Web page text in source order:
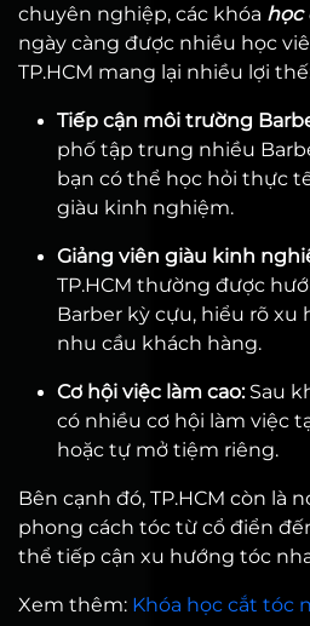
chuyên nghiệp, các khóa học
ngày càng được nhiều học
TP.HCM mang lại nhiều lợi
Tiếp cận môi trường
phố tập trung nhiều
bạn có thể học hỏi thực
giàu kinh nghiệm.
Giảng viên giàu kinh
TP.HCM thường được
Barber kỳ cựu, hiểu rõ xu
nhu cầu khách hàng.
Cơ hội việc làm cao:Sau
có nhiều cơ hội làm việc
hoặc tự mở tiệm riêng.
Bên cạnh đó, TP.HCM còn là
phong cách tóc từ cổ điển
thể tiếp cận xu hướng tóc
Xem thêm: Khóa học cắt tóc